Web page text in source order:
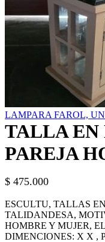
LAMPARA FAROL,
TALLA EN
PAREJA
$ 475.000
ESCULTU, TALLAS
TALIDANDESA,
HOMBRE Y MUJER,
DIMENCIONES: X X ,